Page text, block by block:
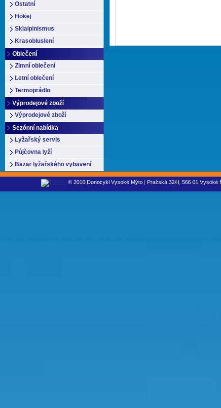
Ostatní
Hokej
Skialpinismus
Krasobluslení
Oblečení
Zimní oblečení
Letní oblečení
Termoprádlo
Výprodejové zboží
Výprodejové zboží
Sezónní nabídka
Lyžařský servis
Půjčovna lyží
Bazar lyžařského vybavení
© 2010 Donocykl Vysoké Mýto | Pražská 32/II, 566 01 Vysoké